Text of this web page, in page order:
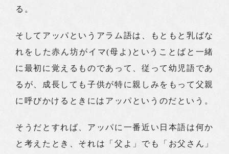
る。
そしてアッパというアラム語は、もともと乳ばな
れをした赤ん坊がイマ(母よ)ということばと一緒
に最初に覚えるものであって、従って幼児語であ
るが、成長しても子供が特に親しみをもって父親
に呼びかけるときにはアッパというのだという。
そうだとすれば、アッパに一番近い日本語は何か
と考えたとき、それは「父よ」でも「お父さん」